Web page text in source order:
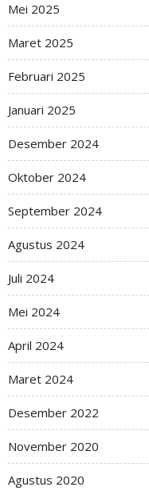
Mei 2025
Maret 2025
Februari 2025
Januari 2025
Desember 2024
Oktober 2024
September 2024
Agustus 2024
Juli 2024
Mei 2024
April 2024
Maret 2024
Desember 2022
November 2020
Agustus 2020